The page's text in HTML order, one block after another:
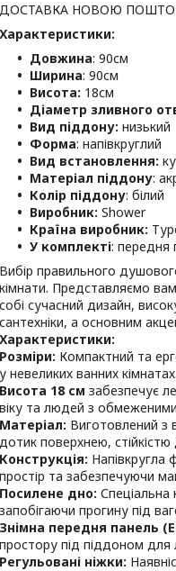
ДОСТАВКА НОВОЮ
Характеристики:
Довжина: 90см
Ширина: 90см
Висота: 18см
Діаметр зливного
Вид піддону: низький
Форма: напівкруглий
Вид встановлення:
Матеріал піддону:
Колір піддону: білий
Виробник: Shower
Країна виробник:
У комплекті: передня
Вибір правильного
кімнати. Представляємо
собі сучасний дизайн,
сантехніки, а основним
Характеристики:
Розміри: Компактний та
у невеликих ванних кімнатах.
Висота 18 см забезпечує
віку та людей з
Матеріал: Виготовлений з
дотик поверхнею,
Конструкція:
простір та забезпечуючи
Посилене дно: Спеціальна
запобігаючи прогину під
Знімна передня панель
простору під піддоном
Регульовані ніжки: